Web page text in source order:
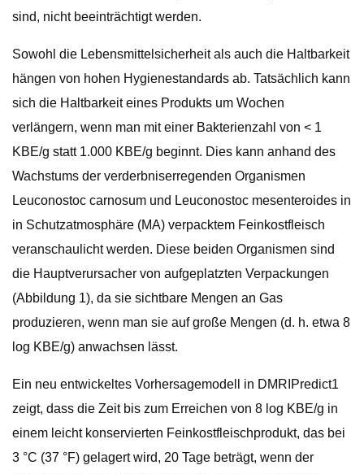
sind, nicht beeinträchtigt werden.
Sowohl die Lebensmittelsicherheit als auch die Haltbarkeit
hängen von hohen Hygienestandards ab. Tatsächlich kann
sich die Haltbarkeit eines Produkts um Wochen
verlängern, wenn man mit einer Bakterienzahl von < 1
KBE/g statt 1.000 KBE/g beginnt. Dies kann anhand des
Wachstums der verderbniserregenden Organismen
Leuconostoc carnosum und Leuconostoc mesenteroides in
in Schutzatmosphäre (MA) verpacktem Feinkostfleisch
veranschaulicht werden. Diese beiden Organismen sind
die Hauptverursacher von aufgeplatzten Verpackungen
(Abbildung 1), da sie sichtbare Mengen an Gas
produzieren, wenn man sie auf große Mengen (d. h. etwa 8
log KBE/g) anwachsen lässt.
Ein neu entwickeltes Vorhersagemodell in DMRIPredict1
zeigt, dass die Zeit bis zum Erreichen von 8 log KBE/g in
einem leicht konservierten Feinkostfleischprodukt, das bei
3 °C (37 °F) gelagert wird, 20 Tage beträgt, wenn der